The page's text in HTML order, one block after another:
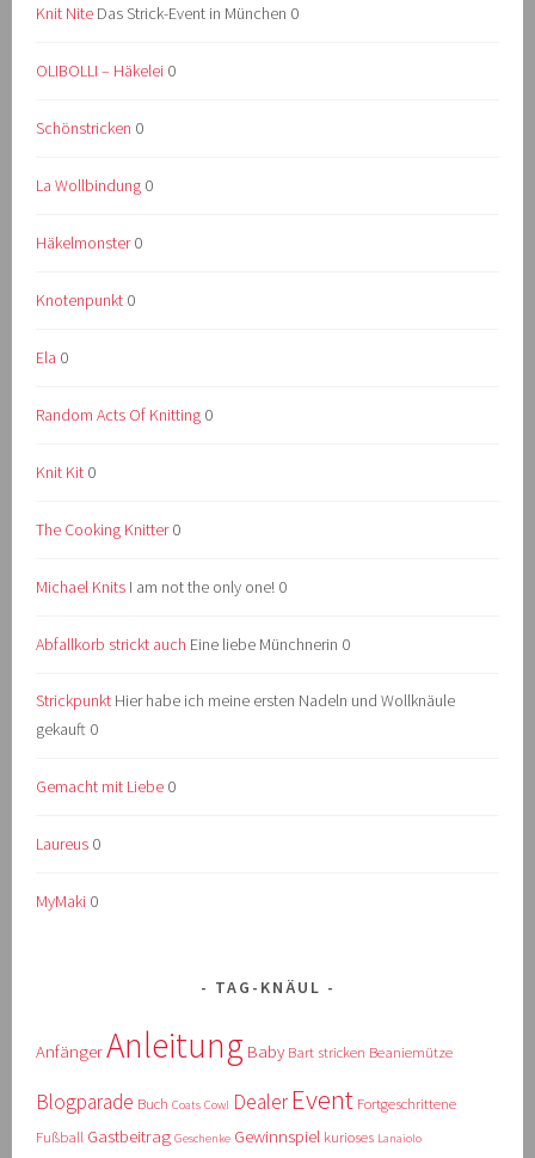
Knit Nite Das Strick-Event in München 0
OLIBOLLI – Häkelei 0
Schönstricken 0
La Wollbindung 0
Häkelmonster0
Knotenpunkt 0
Ela 0
Random Acts Of Knitting 0
Knit Kit 0
The Cooking Knitter0
Michael Knits I am not the only one! 0
Abfallkorb strickt auch Eine liebe Münchnerin 0
Strickpunkt Hier habe ich meine ersten Nadeln und Wollknäule
gekauft 0
Gemacht mit Liebe 0
Laureus 0
MyMaki 0
TAG-KNÄUL
AnfängerAnleitung Baby Bart stricken Beaniemütze
Blogparade Buch Coats Cowl DealerEvent Fortgeschrittene
Fußball Gastbeitrag Geschenke Gewinnspiel kurioses Lanaiolo